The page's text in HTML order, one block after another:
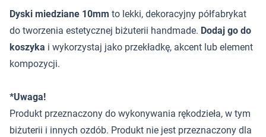
Dyski miedziane 10mm to lekki, dekoracyjny półfabrykat
do tworzenia estetycznej biżuterii handmade. Dodaj go do
koszyka i wykorzystaj jako przekładkę, akcent lub element
kompozycji.
*Uwaga!
Produkt przeznaczony do wykonywania rękodzieła, w tym
biżuterii i innych ozdób. Produkt nie jest przeznaczony dla